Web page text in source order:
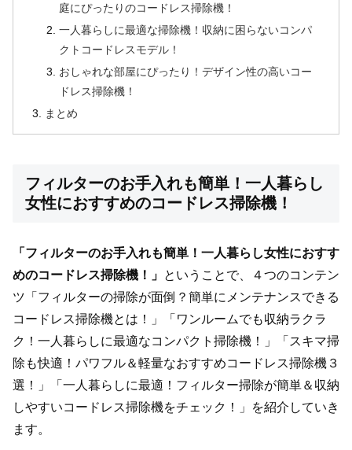
庭にぴったりのコードレス掃除機！
一人暮らしに最適な掃除機！収納に困らないコンパ
クトコードレスモデル！
おしゃれな部屋にぴったり！デザイン性の高いコー
ドレス掃除機！
まとめ
フィルターのお手入れも簡単！一人暮らし
女性におすすめのコードレス掃除機！
「フィルターのお手入れも簡単！一人暮らし女性におすす
めのコードレス掃除機！」 ということで、４つのコンテン
ツ「フィルターの掃除が面倒？簡単にメンテナンスできる
コードレス掃除機とは！」「ワンルームでも収納ラクラ
ク！一人暮らしに最適なコンパクト掃除機！」「スキマ掃
除も快適！パワフル＆軽量なおすすめコードレス掃除機３
選！」「一人暮らしに最適！フィルター掃除が簡単＆収納
しやすいコードレス掃除機をチェック！」を紹介していき
ます。